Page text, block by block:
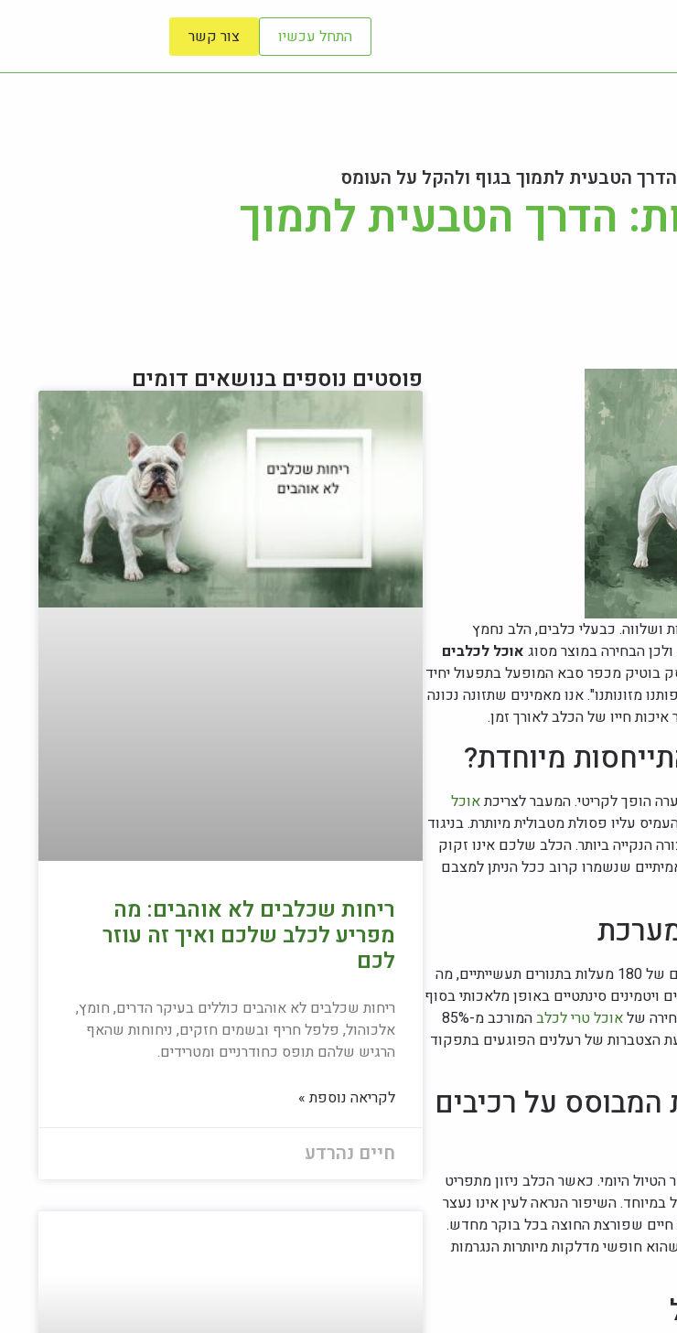
התחל עכשיו צור קשר
הטבעית לתמוך בגוף ולהקל על העומס
הדרך הטבעית לתמוך
ושלווה. כבעלי כלבים, הלב נחמץ
הבחירה במוצר מסוג אוכל לכלבים
בוטיק מכפר סבא המופעל בתפעול יחיד
מזונותנו". אנו מאמינים שתזונה נכונה
חייו של הכלב לאורך זמן.
מיוחדת?
הופך לקריטי. המעבר לצריכתאוכל
עליו פסולת מטבולית מיותרת. בניגוד
הנקייה ביותר. הכלב שלכם אינו זקוק
שנשמרו קרוב ככל הניתן למצבם
הבלוף השיווקי של תעשיית המזון היבש מבוסס לעיתים קרובות על תהליכי חימום קיצוניים של 180 מעלות בתנורים תעשייתיים, מה
סינתטיים באופן מלאכותי בסוף
שלאוכל טרי לכלב
המורכב מ-85%
ומונעת הצטברות של רעלנים הפוגעים בתפקוד
המבוסס על רכיבים
היומי. כאשר הכלב ניזון מתפריט
השיפור הנראה לעין אינו נעצר
שפורצת החוצה בכל בוקר מחדש.
חופשי מדלקות מיותרות הנגרמות
פוסטים נוספים בנושאים דומים
ריחות שכלבים לא אוהבים: מה
מפריע לכלב שלכם ואיך זה עוזר
לכם
ריחות שכלבים לא אוהבים כוללים בעיקר הדרים, חומץ,
אלכוהול, פלפל חריף ובשמים חזקים, ניחוחות שהאף
הרגיש שלהם תופס כחודרניים ומטרידים.
לקריאה נוספת »
חיים נהרדע